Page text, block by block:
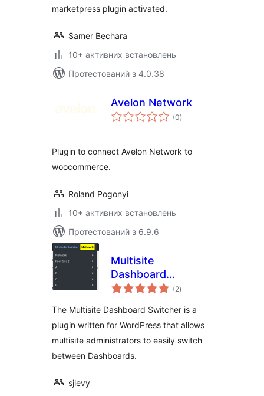
marketpress plugin activated.
Samer Bechara
10+ активних встановлень
Протестований з 4.0.38
Avelon Network
(0загальний
рейтинг
)
Plugin to connect Avelon Network to
woocommerce.
Roland Pogonyi
10+ активних встановлень
Протестований з 6.9.6
Multisite
Dashboard
Switcher
(2загальний
рейтинг
)
The Multisite Dashboard Switcher is a
plugin written for WordPress that allows
multisite administrators to easily switch
between Dashboards.
sjlevy